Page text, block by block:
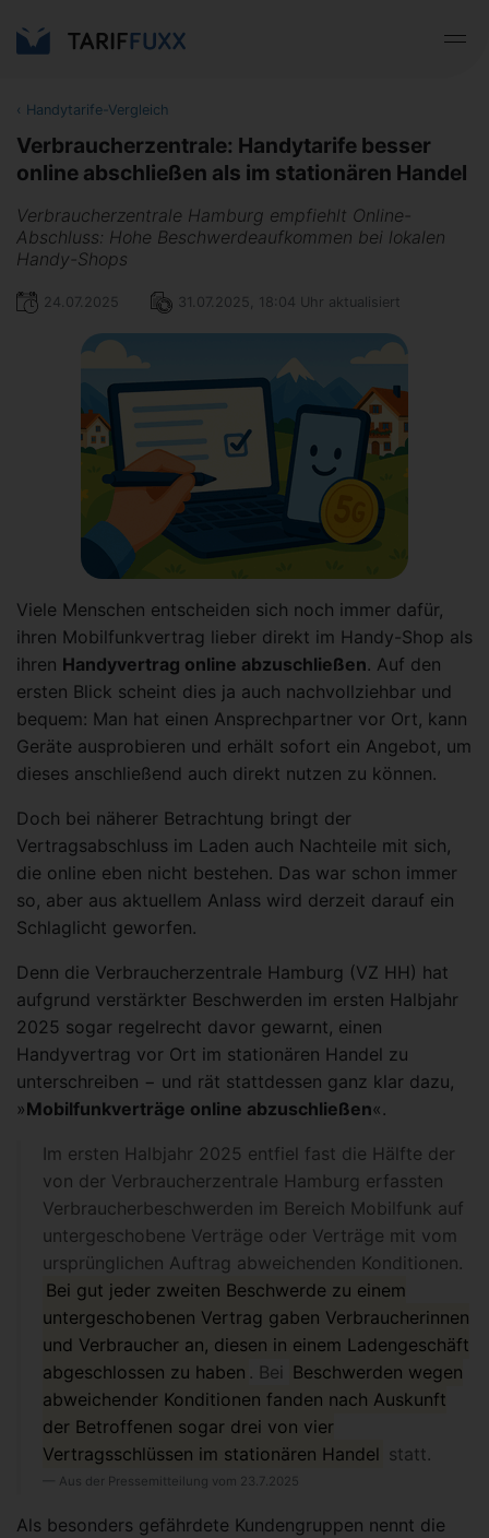
‹ Handytarife-Vergleich
Verbraucherzentrale: Handytarife besser
online abschließen als im stationären Handel
Verbraucherzentrale Hamburg empfiehlt Online-
Abschluss: Hohe Beschwerdeaufkommen bei lokalen
Handy-Shops
24.07.2025 31.07.2025, 18:04 Uhr aktualisiert
Viele Menschen entscheiden sich noch immer dafür,
ihren Mobilfunkvertrag lieber direkt im Handy-Shop als
ihren Handyvertrag online abzuschließen. Auf den
ersten Blick scheint dies ja auch nachvollziehbar und
bequem: Man hat einen Ansprechpartner vor Ort, kann
Geräte ausprobieren und erhält sofort ein Angebot, um
dieses anschließend auch direkt nutzen zu können.
Doch bei näherer Betrachtung bringt der
Vertragsabschluss im Laden auch Nachteile mit sich,
die online eben nicht bestehen. Das war schon immer
so, aber aus aktuellem Anlass wird derzeit darauf ein
Schlaglicht geworfen.
Denn die Verbraucherzentrale Hamburg (VZ HH) hat
aufgrund verstärkter Beschwerden im ersten Halbjahr
2025 sogar regelrecht davor gewarnt, einen
Handyvertrag vor Ort im stationären Handel zu
unterschreiben − und rät stattdessen ganz klar dazu,
»Mobilfunkverträge online abzuschließen«.
Im ersten Halbjahr 2025 entfiel fast die Hälfte der
von der Verbraucherzentrale Hamburg erfassten
Verbraucherbeschwerden im Bereich Mobilfunk auf
untergeschobene Verträge oder Verträge mit vom
ursprünglichen Auftrag abweichenden Konditionen.
Bei gut jeder zweiten Beschwerde zu einem
untergeschobenen Vertrag gaben Verbraucherinnen
und Verbraucher an, diesen in einem Ladengeschäft
abgeschlossen zu haben . Bei Beschwerden wegen
abweichender Konditionen fanden nach Auskunft
der Betroffenen sogar drei von vier
Vertragsschlüssen im stationären Handel statt.
Aus der Pressemitteilung vom 23.7.2025
Als besonders gefährdete Kundengruppen nennt die